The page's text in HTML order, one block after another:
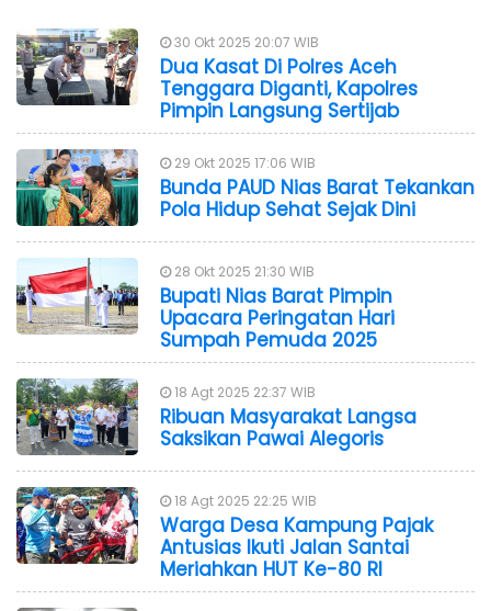
30 Okt 2025 20:07 WIB
Dua Kasat Di Polres Aceh
Tenggara Diganti, Kapolres
Pimpin Langsung Sertijab
29 Okt 2025 17:06 WIB
Bunda PAUD Nias Barat Tekankan
Pola Hidup Sehat Sejak Dini
28 Okt 2025 21:30 WIB
Bupati Nias Barat Pimpin
Upacara Peringatan Hari
Sumpah Pemuda 2025
18 Agt 2025 22:37 WIB
Ribuan Masyarakat Langsa
Saksikan Pawai Alegoris
18 Agt 2025 22:25 WIB
Warga Desa Kampung Pajak
Antusias Ikuti Jalan Santai
Meriahkan HUT Ke-80 RI